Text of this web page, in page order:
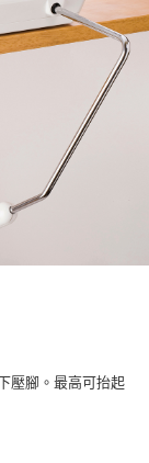
壓腳。最高可抬起